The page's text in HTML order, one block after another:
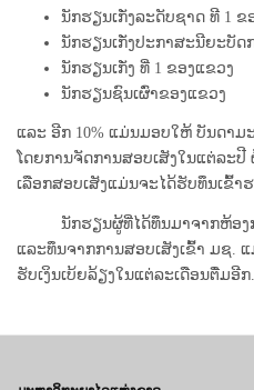
ນັກຮຽນເກັ່ງລະດັບຊາດ ທີ 1 ຂ
ນັກຮຽນເກັ່ງປະກາສະນີຍະບັດ
ນັກຮຽນເກັ່ງ ທີ່ 1 ຂອງແຂວງ
ນັກຮຽນຊົນເຜົ່າຂອງແຂວງ
ແລະ ອີກ 10% ແມ່ນມອບໃຫ້ ບັນດາມ
ໂດຍການຈັດການສອບເສັງໃນແຕ່ລະ
ເລືອກສອບເສັງແມ່ນຈະໄດ້ຮັບທຶນເຂົ້າ
ນັກຮຽນຜູ້ທີ່ໄດ້ທຶນມາຈາກຫ້ອງກ
ແລະທຶນຈາກການສອບເສັງເຂົ້າ ມຊ.
ຮັບເງິນເບ້ຍລ້ຽງໃນແຕ່ລະເດືອນຕື່ມອີກ.